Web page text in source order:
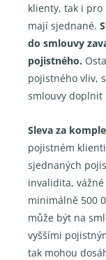
klienty, tak i pro
mají sjednané.
do smlouvy
pojistného.
pojistného vliv,
smlouvy doplnit
Sleva za
pojistném
sjednaných
invalidita,
minimálně 500
může být na
vyššími
tak mohou